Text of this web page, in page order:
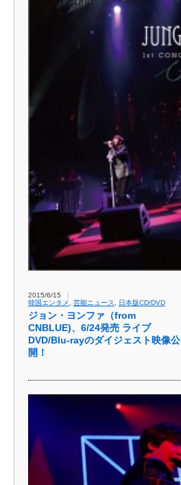
2015/6/15
韓国エンタメ , 芸能ニュース, 日本版CD/DVD
ジョン・ヨンファ（from
CNBLUE)、6/24発売 ライブ
DVD/Blu-rayのダイジェスト映像公
開！